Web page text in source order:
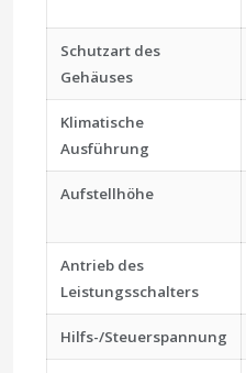
Schutzart des
Gehäuses
Klimatische
Ausführung
Aufstellhöhe
Antrieb des
Leistungsschalters
Hilfs-/Steuerspannung